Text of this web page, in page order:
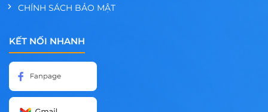
CHÍNH SÁCH BẢO MẬT
KẾT NỐI NHANH